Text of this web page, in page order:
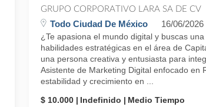
GRUPO CORPORATIVO LARA SA DE CV
Todo Ciudad De México 16/06/2026
¿Te apasiona el mundo digital y buscas
habilidades estratégicas en el área de
una persona creativa y entusiasta para
Asistente de Marketing Digital enfocado en
estabilidad y crecimiento en ...
$ 10.000
Indefinido Medio Tiempo